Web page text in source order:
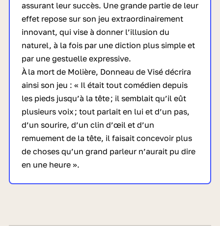
assurant leur succès. Une grande partie de leur
effet repose sur son jeu extraordinairement
innovant, qui vise à donner l’illusion du
naturel, à la fois par une diction plus simple et
par une gestuelle expressive.
À la mort de Molière, Donneau de Visé décrira
ainsi son jeu : « Il était tout comédien depuis
les pieds jusqu’à la tête ; il semblait qu’il eût
plusieurs voix ; tout parlait en lui et d’un pas,
d’un sourire, d’un clin d’œil et d’un
remuement de la tête, il faisait concevoir plus
de choses qu’un grand parleur n’aurait pu dire
en une heure ».